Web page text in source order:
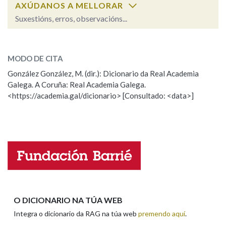
AXÚDANOS A MELLORAR
Suxestións, erros, observacións...
Observación
Nome
Comentario
MODO DE CITA
González González, M. (dir.): Dicionario da Real Academia
Galega. A Coruña: Real Academia Galega.
<https://academia.gal/dicionario> [Consultado: <data>]
O DICIONARIO NA TÚA WEB
Integra o dicionario da RAG na túa web premendo aquí.